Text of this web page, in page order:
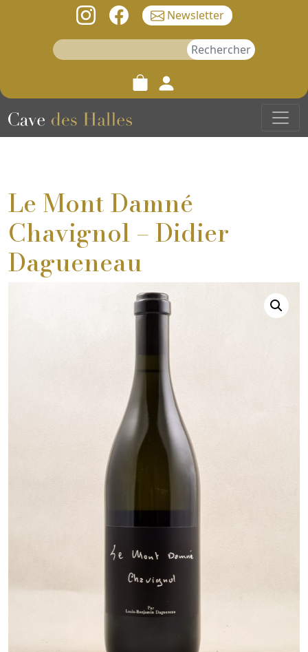
Newsletter
Rechercher :
Le Mont Damné
Chavignol – Didier
Dagueneau